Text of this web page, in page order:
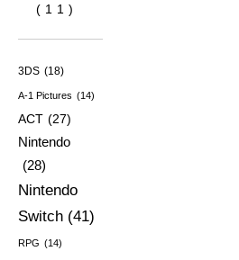
(11)
3DS (18)
A-1 Pictures (14)
ACT (27)
Nintendo
(28)
Nintendo
Switch (41)
RPG (14)